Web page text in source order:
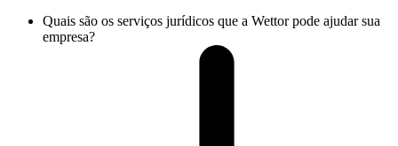
Quais são os serviços jurídicos que a Wettor pode ajudar sua
empresa?